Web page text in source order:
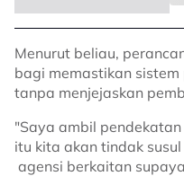
Menurut beliau,
bagi memastikan
tanpa menjejaskan
"Saya ambil
itu kita akan tindak
agensi berkaitan